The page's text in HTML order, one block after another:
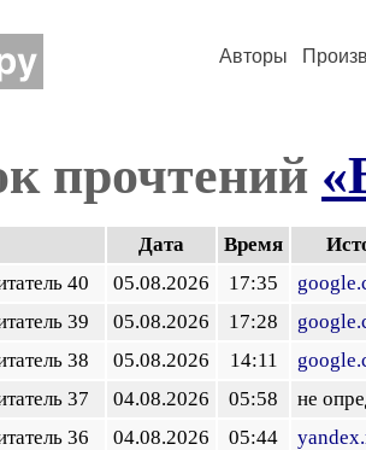
Авторы
прочтений
Дата Время
40
05.08.2026 17:35
39
05.08.2026 17:28
38
05.08.2026 14:11
37
04.08.2026 05:58
не
36
04.08.2026 05:44